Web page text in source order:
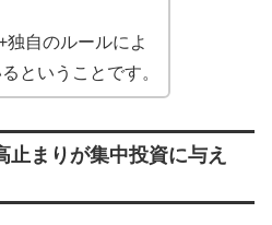
独自のルールによ
ということです。
まりが集中投資に与え